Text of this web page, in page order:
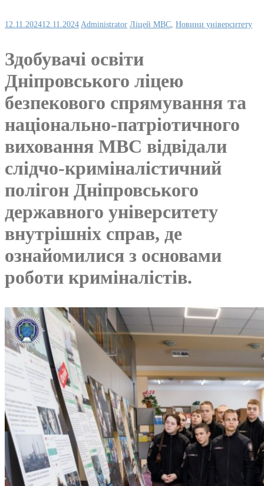
12.11.202412.11.2024 Administrator Ліцей МВС, Новини університету
Здобувачі освіти
Дніпровського ліцею
безпекового спрямування та
національно-патріотичного
виховання МВС відвідали
слідчо-криміналістичний
полігон Дніпровського
державного університету
внутрішніх справ, де
ознайомилися з основами
роботи криміналістів.